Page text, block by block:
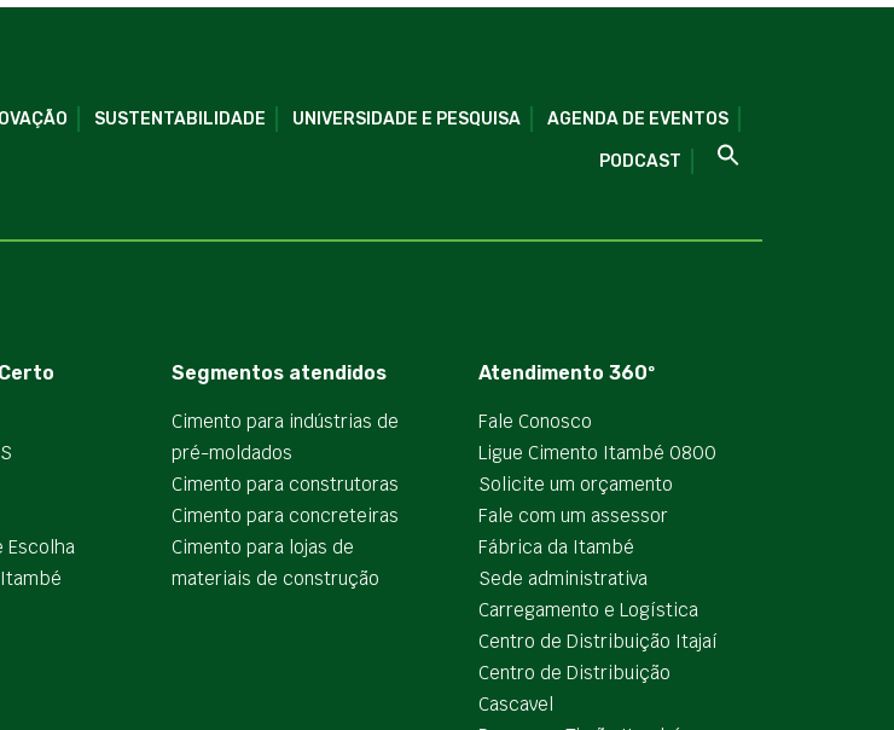
SUSTENTABILIDADE UNIVERSIDADE E PESQUISA AGENDA DE EVENTOS
PODCAST
Escolha
Segmentos atendidos
Cimento para indústrias de
pré-moldados
Cimento para construtoras
Cimento para concreteiras
Cimento para lojas de
materiais de construção
Atendimento 360º
Fale Conosco
Ligue Cimento Itambé 0800
Solicite um orçamento
Fale com um assessor
Fábrica da Itambé
Sede administrativa
Carregamento e Logística
Centro de Distribuição Itajaí
Centro de Distribuição
Cascavel